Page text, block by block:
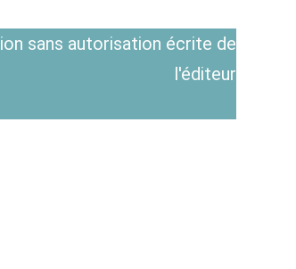
sans autorisation écrite de
l'éditeur